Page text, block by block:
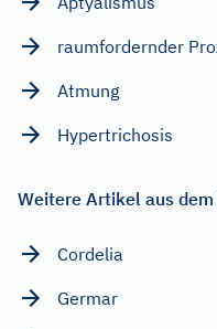
raumfordernder
Atmung
Hypertrichosis
Weitere Artikel aus
Cordelia
Germar